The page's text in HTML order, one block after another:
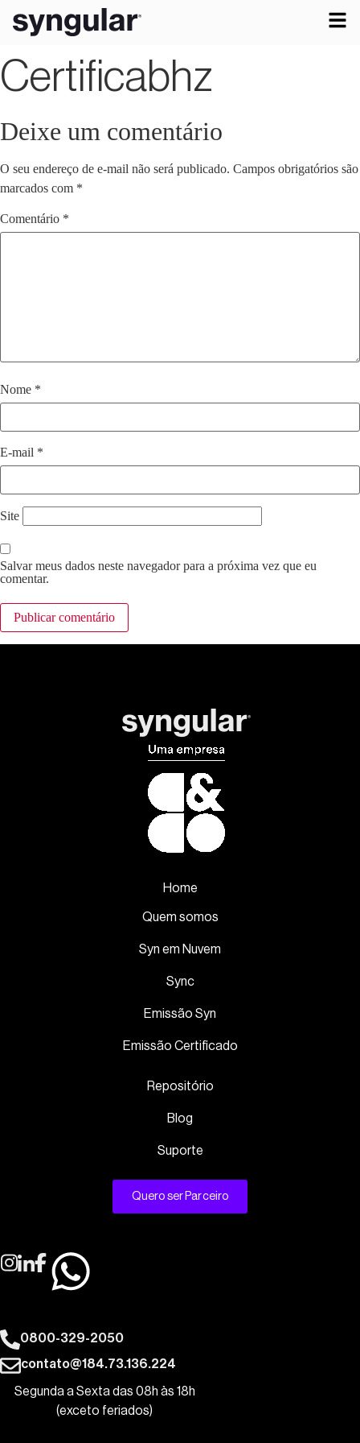
Certificabhz
Deixe um comentário
O seu endereço de e-mail não será publicado. Campos obrigatórios são
marcados com *
Comentário *
Nome *
E-mail *
Site
Salvar meus dados neste navegador para a próxima vez que eu
comentar.
Home
Quem somos
Syn em Nuvem
Sync
Emissão Syn
Emissão Certificado
Repositório
Blog
Suporte
Quero ser Parceiro
0800-329-2050
contato@184.73.136.224
Segunda a Sexta das 08h às 18h
(exceto feriados)